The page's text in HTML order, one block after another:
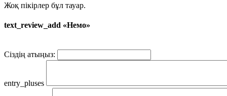
Жоқ пікірлер бұл тауар.
text_review_add «Немо»
Сіздің атыңыз:
entry_pluses